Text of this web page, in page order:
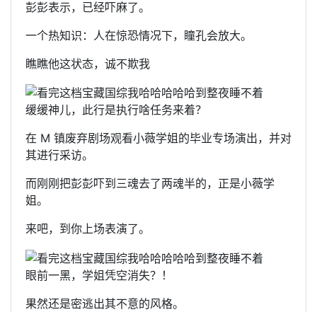
彭彭表示，已经吓麻了。
一个热知识：人在惊恐情况下，瞳孔会放大。
瞧瞧他这状态，诚不欺我
缓缓神儿，此行是执行啥任务来着？
在 M 镇废弃剧场观看小薇学姐的毕业专场演出，并对
其进行采访。
而刚刚把彭彭吓到三魂去了两魂半的，正是小薇学
姐。
来吧，到你上场表演了。
眼前一黑，学姐凭空消失？！
果然还是密逃出其不意的风格。